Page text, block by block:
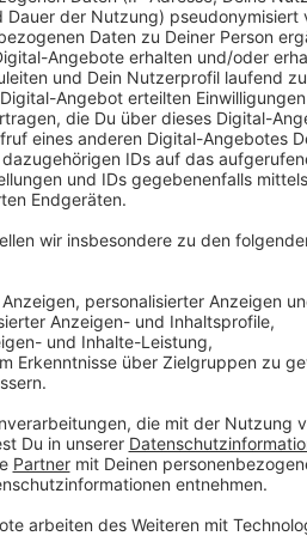
Auf einer Strecke von über 600
wieder ihre Bücher aus. Dazu wird
verschiedenen Bühnen geben. Der
Jazz-Rally statt und geht bis
Kreuzung Steinstraße/Königsallee
Buslinien von der Rheinbahn eine
785.
Weitere Infos und Links zum
Der Bücherbummel
Hier informiert die Rheinbahn